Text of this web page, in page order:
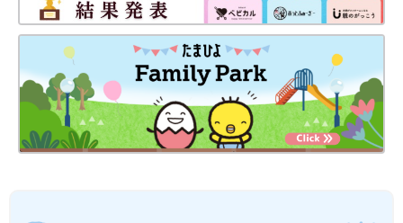
出典：Instagramアカウント「mii_wear」